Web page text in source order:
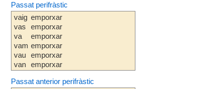
Passat perifràstic
vaig
vas
va
vam
vau
van
emporxar
emporxar
emporxar
emporxar
emporxar
emporxar
Passat anterior perifràstic